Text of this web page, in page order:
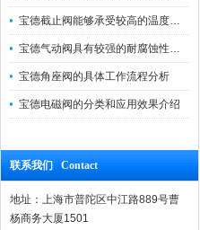
宝德截止阀能够承受较高的温度和压力
宝德气动阀具有较强的耐腐蚀性和抗震性
宝德角座阀的具体工作流程分析
宝德电磁阀的分类和应用效果介绍
联系我们 Contact
地址：上海市普陀区中江路889号曹
杨商务大厦1501